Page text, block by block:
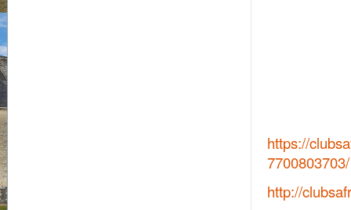
https://
7700803703/
http://